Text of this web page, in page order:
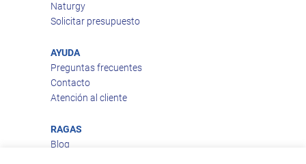
Naturgy
Solicitar presupuesto
AYUDA
Preguntas frecuentes
Contacto
Atención al cliente
RAGAS
Blog